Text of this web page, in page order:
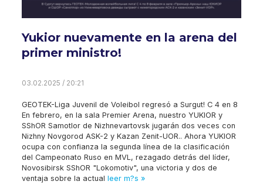
Yukior nuevamente en la arena del
primer ministro!
03.02.2025 / 20:21
GEOTEK-Liga Juvenil de Voleibol regresó a Surgut! C 4 en 8
En febrero, en la sala Premier Arena, nuestro YUKIOR y
SShOR Samotlor de Nizhnevartovsk jugarán dos veces con
Nizhny Novgorod ASK-2 y Kazan Zenit-UOR.. Ahora YUKIOR
ocupa con confianza la segunda línea de la clasificación
del Campeonato Ruso en MVL, rezagado detrás del líder,
Novosibirsk SShOR "Lokomotiv", una victoria y dos de
ventaja sobre la actual leer m?s »